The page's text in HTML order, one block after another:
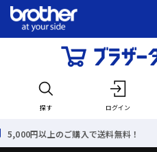
探す ログイン
無料！